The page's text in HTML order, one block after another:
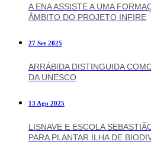
A ENA ASSISTE A UMA
ÂMBITO DO PROJETO INFIRE
27 Set 2025
ARRÁBIDA DISTINGUIDA
DA UNESCO
13 Ago 2025
LISNAVE E ESCOLA
PARA PLANTAR ILHA DE